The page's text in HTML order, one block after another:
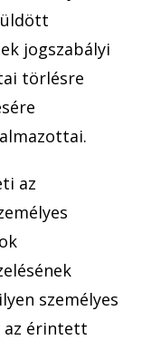
jogszabályi
törlésre
sére
az
személyes
az érintett